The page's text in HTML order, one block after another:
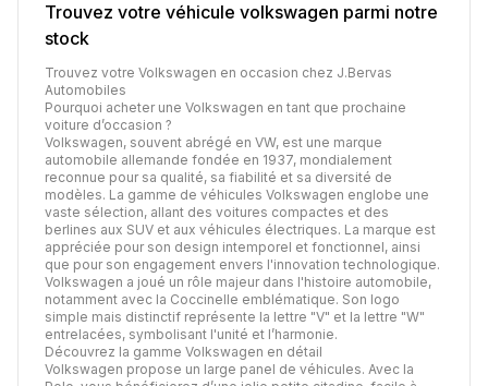
Trouvez votre véhicule volkswagen parmi notre
stock
Trouvez votre Volkswagen en occasion chez J.Bervas
Automobiles
Pourquoi acheter une Volkswagen en tant que prochaine
voiture d’occasion ?
Volkswagen, souvent abrégé en VW, est une marque
automobile allemande fondée en 1937, mondialement
reconnue pour sa qualité, sa fiabilité et sa diversité de
modèles. La gamme de véhicules Volkswagen englobe une
vaste sélection, allant des voitures compactes et des
berlines aux SUV et aux véhicules électriques. La marque est
appréciée pour son design intemporel et fonctionnel, ainsi
que pour son engagement envers l'innovation technologique.
Volkswagen a joué un rôle majeur dans l'histoire automobile,
notamment avec la Coccinelle emblématique. Son logo
simple mais distinctif représente la lettre "V" et la lettre "W"
entrelacées, symbolisant l'unité et l’harmonie.
Découvrez la gamme Volkswagen en détail
Volkswagen propose un large panel de véhicules. Avec la